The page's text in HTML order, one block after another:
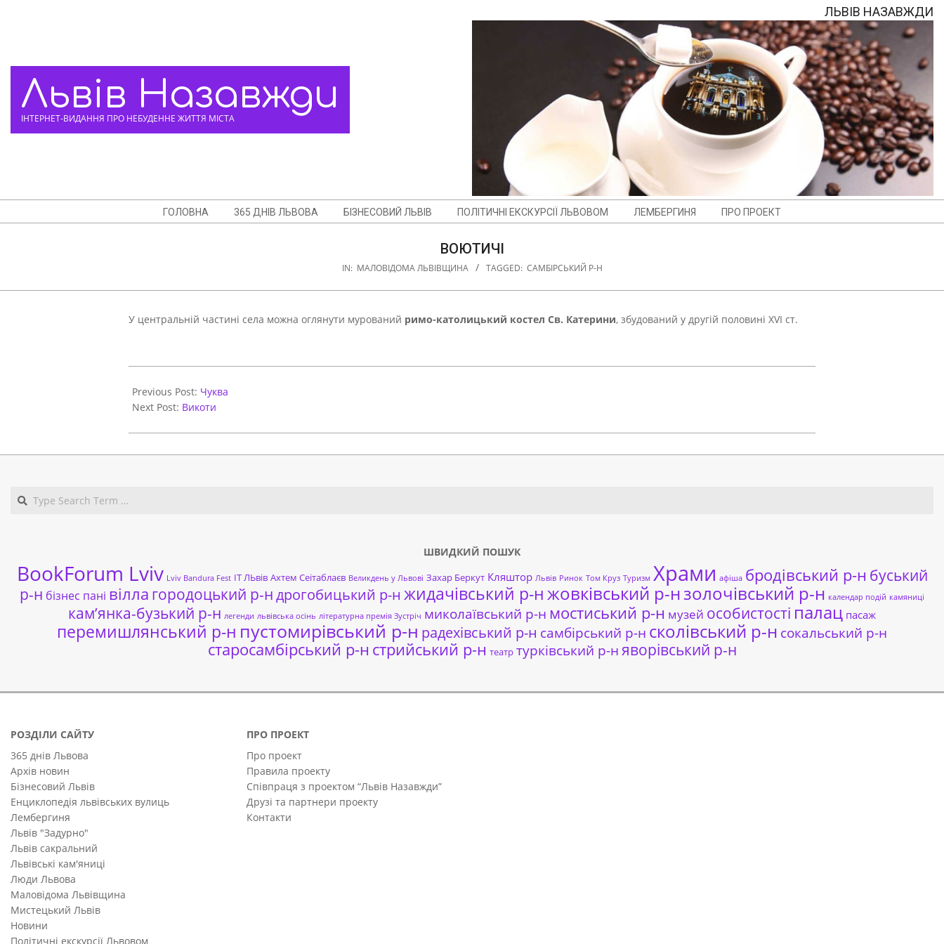
Львів Назавжди
ІНТЕРНЕТ-ВИДАННЯ ПРО НЕБУДЕННЕ ЖИТТЯ МІСТА
ЛЬВІВ НАЗАВЖДИ
Menu
ГОЛОВНА 365 ДНІВ ЛЬВОВА БІЗНЕСОВИЙ ЛЬВІВ ПОЛІТИЧНІ ЕКСКУРСІЇ ЛЬВОВОМ ЛЕМБЕРГИНЯ ПРО ПРОЕКТ
ВОЮТИЧІ
IN: МАЛОВІДОМА ЛЬВІВЩИНА TAGGED: САМБІРСЬКИЙ Р-Н
У центральній частині села можна оглянути мурований римо-католицький костел Св. Катерини, збудований у другій половині XVI ст.
10-
16
Previous Post: Чуква
Next Post: Викоти
ШВИДКИЙ ПОШУК
BookForum Lviv Lviv Bandura Fest ІТ ЛЬвів Ахтем Сеітаблаєв Великдень у Львові Захар Беркут Кляштор Львів Ринок Том Круз Туризм Храми афіша бродівський р-н буський
р-н бізнес пані вілла городоцький р-ндрогобицький р-н жидачівський р-нжовківський р-нзолочівський р-н календар подій камяниці
кам’янка-бузький р-н легенди львівська осінь літературна премія Зустріч миколаївський р-н мостиський р-н музей особистості палац пасаж
перемишлянський р-н пустомирівський р-н радехівський р-н самбірський р-н сколівський р-н сокальський р-н
старосамбірський р-н стрийський р-н театр турківський р-н яворівський р-н
РОЗДІЛИ САЙТУ
365 днів Львова
Архів новин
Бізнесовий Львів
Енциклопедія львівських вулиць
Лембергиня
Львів "Задурно"
Львів сакральний
Львівські кам'яниці
Люди Львова
Маловідома Львівщина
Мистецький Львів
Новини
Політичні екскурсії Львовом
ПРО ПРОЕКТ
Про проект
Правила проекту
Співпраця з проектом “Львів Назавжди”
Друзі та партнери проекту
Контакти